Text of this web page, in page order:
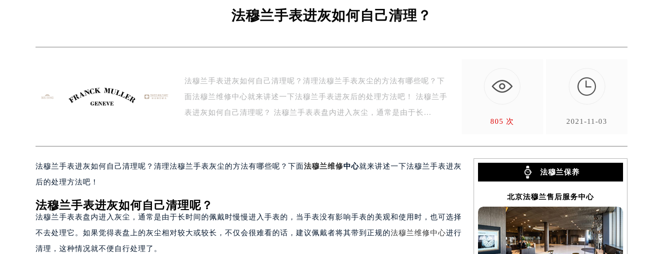
上海市黄浦区南京东路299号宏伊国际广场写字楼8层806室（需提前预约）
盐城市盐都区世纪大道5号盐城金融城写字楼1号楼16层1604室（需提前预约）
泰州市海陵区永定东路399号置地商务中心东塔写字楼（华润万象城）17层1706室（需提前预约）
宁波市江北区大闸南路500号来福士广场办公楼20层2009室（需提前预约）
嘉兴市南湖区广益路705号嘉兴世界贸易中心写字楼A座13层1304室（需提前预约）
南昌市红谷滩新区红谷中大道998号绿地双子塔（中央广场）A1座办公楼14层07室（需提前预约）
广州市天河区天河路230号万菱汇国际中心写字楼A塔7层704室（需提前预约）
广州市越秀区环市东路371-375号世界贸易中心大厦南塔写字楼15层07室（需提前预约）
深圳市罗湖区深南东路5001号华润大厦写字楼17层1701室（需提前预约）
惠州市惠城区江北文昌一路7号华贸大厦写字楼1座30层05室（需提前预约）
法穆兰手表进灰如何自己清理？
法穆兰手表进灰如何自己清理呢？清理法穆兰手表灰尘的方法有哪些呢？下
面法穆兰维修中心就来讲述一下法穆兰手表进灰后的处理方法吧！ 法穆兰手
表进灰如何自己清理呢？ 法穆兰手表表盘内进入灰尘，通常是由于长…
805 次

2021-11-03
法穆兰手表进灰如何自己清理呢？清理法穆兰手表灰尘的方法有哪些呢？下面法穆兰维修中心就来讲述一下法穆兰手表进灰
后的处理方法吧！
法穆兰手表进灰如何自己清理呢？
法穆兰手表表盘内进入灰尘，通常是由于长时间的佩戴时慢慢进入手表的，当手表没有影响手表的美观和使用时，也可选择
不去处理它。如果觉得表盘上的灰尘相对较大或较长，不仅会很难看的话，建议佩戴者将其带到正规的法穆兰维修中心进行
清理，这种情况就不便自行处理了。
法穆兰保养
北京法穆兰售后服务中心